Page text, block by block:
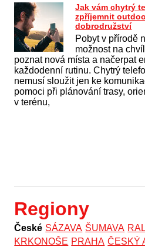
Jak vám chytrý
zpříjemnit
dobrodružství
Pobyt v přírodě
možnost na
poznat nová místa a načerpat
každodenní rutinu. Chytrý
nemusí sloužit jen ke
pomoci při plánování trasy,
v terénu,
Regiony
České SÁZAVA ŠUMAVA
KRKONOŠE PRAHA ČESKÝ